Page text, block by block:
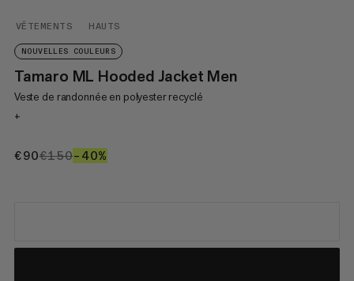
VÊTEMENTS HAUTS
NOUVELLES COULEURS
Tamaro ML Hooded Jacket Men
Veste de randonnée en polyester recyclé
+
€90€90
€150€150
–40%